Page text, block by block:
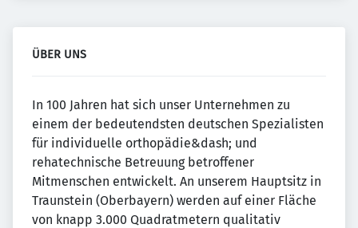
ÜBER UNS
In 100 Jahren hat sich unser Unternehmen zu
einem der bedeutendsten deutschen Spezialisten
für individuelle orthopädie&dash; und
rehatechnische Betreuung betroffener
Mitmenschen entwickelt. An unserem Hauptsitz in
Traunstein (Oberbayern) werden auf einer Fläche
von knapp 3.000 Quadratmetern qualitativ